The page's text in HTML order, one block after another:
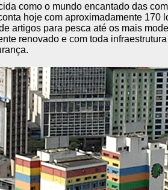
como o mundo encantado das
hoje com aproximadamente 170
artigos para pesca até os mais
renovado e com toda